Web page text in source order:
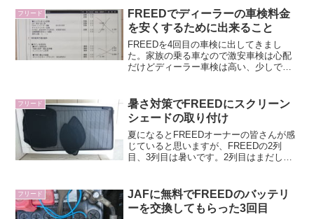
フリード
FREEDでディーラーの車検料金
を安くするために出来ること
FREEDを4回目の車検に出してきまし
た。家族の乗る車なので激安車検は心配
だけどディーラー車検は高い、少しでも
ます。ホンダのオイル交換は高い販売網
によるので一概には言え...
フリード
暑さ対策でFREEDにスクリーン
シェードの取り付け
夏になるとFREEDオーナーの皆さんが感
じていると思いますが、FREEDの2列
目、3列目は暑いです。2列目はまだしも3
せんが、2列目に乗っている子供から暑い
と苦情が出...
フリード
JAFに無料でFREEDのバッテリ
ーを交換してもらった3回目